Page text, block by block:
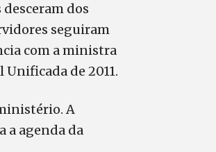
dos
seguiram
com a ministra
de 2011.
A
a agenda da